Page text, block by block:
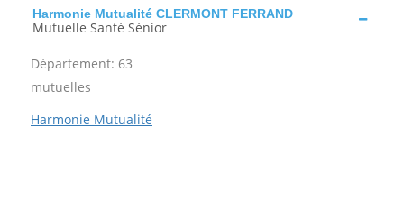
Harmonie Mutualité CLERMONT FERRAND
Mutuelle Santé Sénior
Département: 63
mutuelles
Harmonie Mutualité